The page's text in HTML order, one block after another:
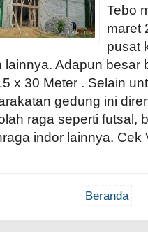
Tebo
maret
pusat
lainnya. Adapun besar
x 30 Meter . Selain
gedung ini
raga seperti futsal,
indor lainnya. Cek
Beranda